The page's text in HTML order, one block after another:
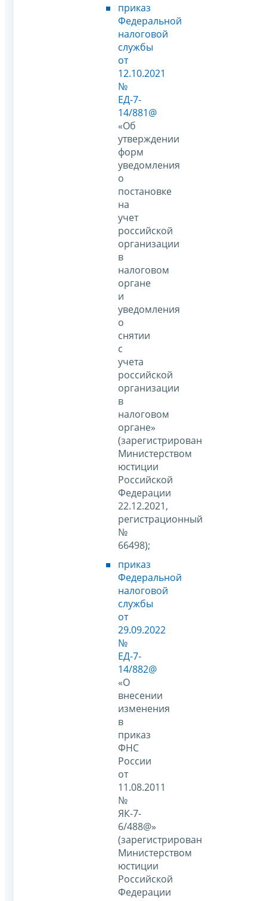
приказ
Федеральной
налоговой
службы
от
12.10.2021
№
ЕД-7-
14/881@
«Об
утверждении
форм
уведомления
о
постановке
на
учет
российской
организации
в
налоговом
органе
и
уведомления
о
снятии
с
учета
российской
организации
в
налоговом
органе»
(зарегистрирован
Министерством
юстиции
Российской
Федерации
22.12.2021,
регистрационный
№
66498);
приказ
Федеральной
налоговой
службы
от
29.09.2022
№
ЕД-7-
14/882@
«О
внесении
изменения
в
приказ
ФНС
России
от
11.08.2011
№
ЯК-7-
6/488@»
(зарегистрирован
Министерством
юстиции
Российской
Федерации